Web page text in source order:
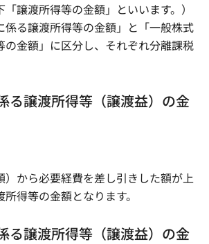
譲渡所得等の金額」といいます。）
係る譲渡所得等の金額」と「一般株式
の金額」に区分し、それぞれ分離課税
る譲渡所得等（譲渡益）の金
）から必要経費を差し引きした額が上
得等の金額となります。
る譲渡所得等（譲渡益）の金